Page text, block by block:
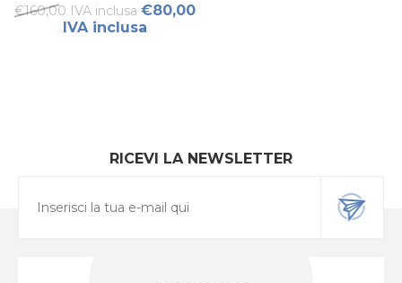
€160,00 IVA inclusa €80,00
IVA inclusa
RICEVI LA NEWSLETTER